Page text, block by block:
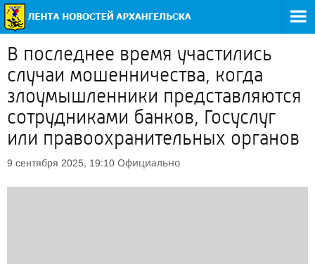
В последнее время участились
случаи мошенничества, когда
злоумышленники представляются
сотрудниками банков, Госуслуг
или правоохранительных органов
9 сентября 2025, 19:10 Официально